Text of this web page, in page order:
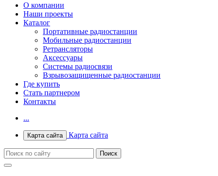
О компании
Наши проекты
Каталог
Портативные радиостанции
Мобильные радиостанции
Ретрансляторы
Аксессуары
Системы радиосвязи
Взрывозащищенные радиостанции
Где купить
Стать партнером
Контакты
...
Карта сайта Карта сайта